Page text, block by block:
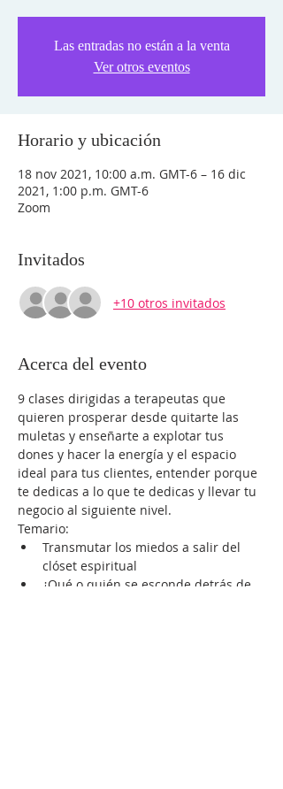
Las entradas no están a la venta
Ver otros eventos
Horario y ubicación
18 nov 2021, 10:00 a.m. GMT-6 – 16 dic
2021, 1:00 p.m. GMT-6
Zoom
Invitados
+10 otros invitados
Acerca del evento
9 clases dirigidas a terapeutas que
quieren prosperar desde quitarte las
muletas y enseñarte a explotar tus
dones y hacer la energía y el espacio
ideal para tus clientes, entender porque
te dedicas a lo que te dedicas y llevar tu
negocio al siguiente nivel.
Temario:
Transmutar los miedos a salir del
clóset espiritual
¿Qué o quién se esconde detrás de